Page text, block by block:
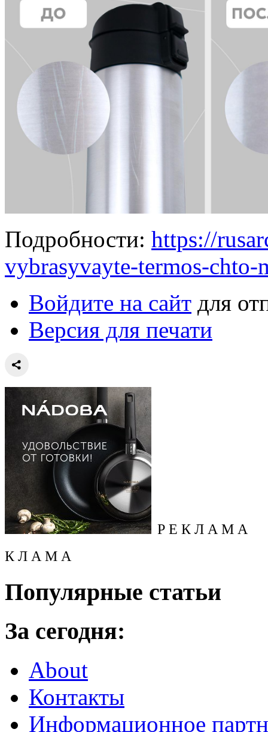
Подробности: https://
vybrasyvayte-termos-chto-
Войдите на сайт для
Версия для печати
Р Е К Л А М А
К Л А М А
Популярные статьи
За сегодня:
About
Контакты
Информационное